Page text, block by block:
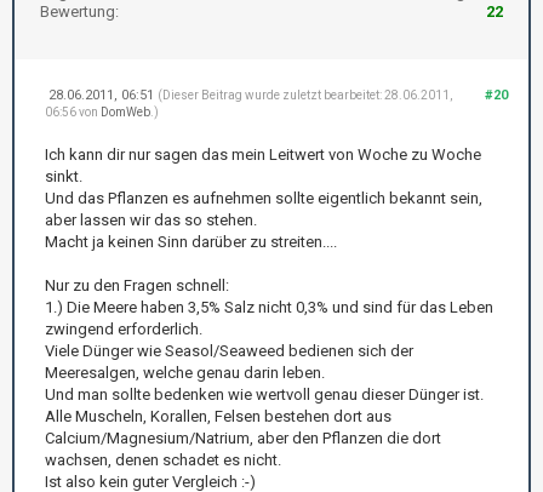
Bewertung:
22
#20
28.06.2011, 06:51 (Dieser Beitrag wurde zuletzt bearbeitet: 28.06.2011,
06:56 von DomWeb .)
Ich kann dir nur sagen das mein Leitwert von Woche zu Woche
sinkt.
Und das Pflanzen es aufnehmen sollte eigentlich bekannt sein,
aber lassen wir das so stehen.
Macht ja keinen Sinn darüber zu streiten....
Nur zu den Fragen schnell:
1.) Die Meere haben 3,5% Salz nicht 0,3% und sind für das Leben
zwingend erforderlich.
Viele Dünger wie Seasol/Seaweed bedienen sich der
Meeresalgen, welche genau darin leben.
Und man sollte bedenken wie wertvoll genau dieser Dünger ist.
Alle Muscheln, Korallen, Felsen bestehen dort aus
Calcium/Magnesium/Natrium, aber den Pflanzen die dort
wachsen, denen schadet es nicht.
Ist also kein guter Vergleich :-)